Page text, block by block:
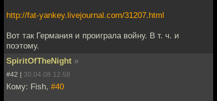
http://fat-yankey.livejournal.com/31207.html
Вот так Германия и проиграла войну. В т. ч. и
поэтому.
SpiritOfTheNight »
#42 | 30.04.08 12:58
Кому: Fish, #40